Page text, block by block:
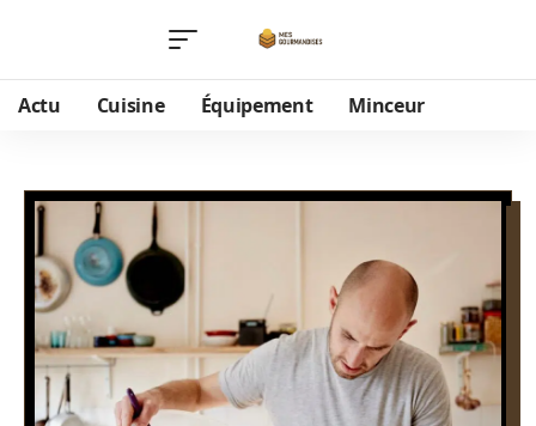
Actu Cuisine Équipement Minceur